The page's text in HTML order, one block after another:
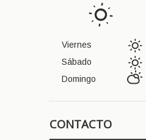
Viernes
Sábado
Domingo
CONTACTO